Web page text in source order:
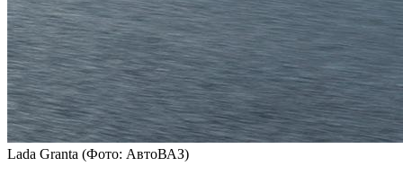
Lada Granta (Фото: АвтоВАЗ)